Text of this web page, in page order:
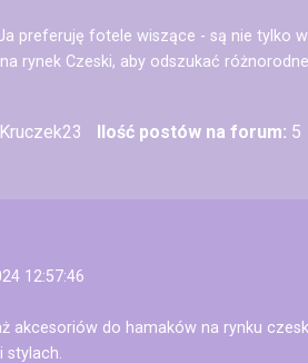
preferuję fotele wiszące - są nie tylko
rynek Czeski, aby odszukać
Kruczek23 Ilość postów na forum: 5
12:57:46
akcesoriów do hamaków na rynku
stylach.